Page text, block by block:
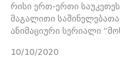
რისი ერთ-ერთი
მაგალითი
ანიმაციური სერიალი
10/10/2020